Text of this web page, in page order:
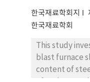
한국재료학회지
한국재료학회
This study
blast furnace
content of